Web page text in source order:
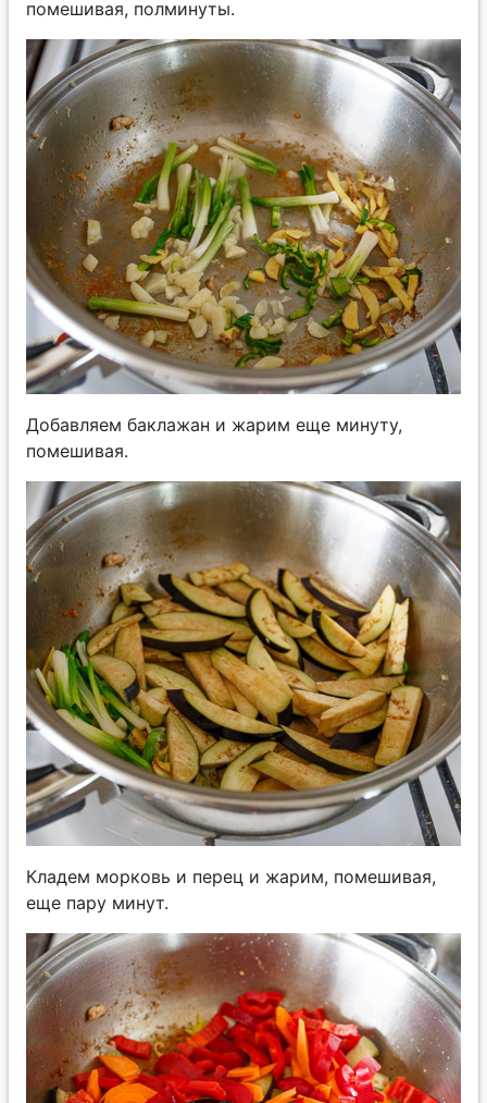
помешивая, полминуты.
Добавляем баклажан и жарим еще минуту,
помешивая.
Кладем морковь и перец и жарим, помешивая,
еще пару минут.